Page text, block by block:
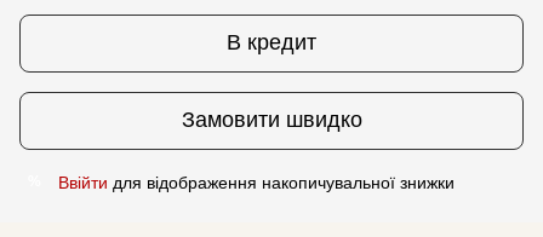
В кредит
Замовити швидко
Ввійти для відображення накопичувальної знижки